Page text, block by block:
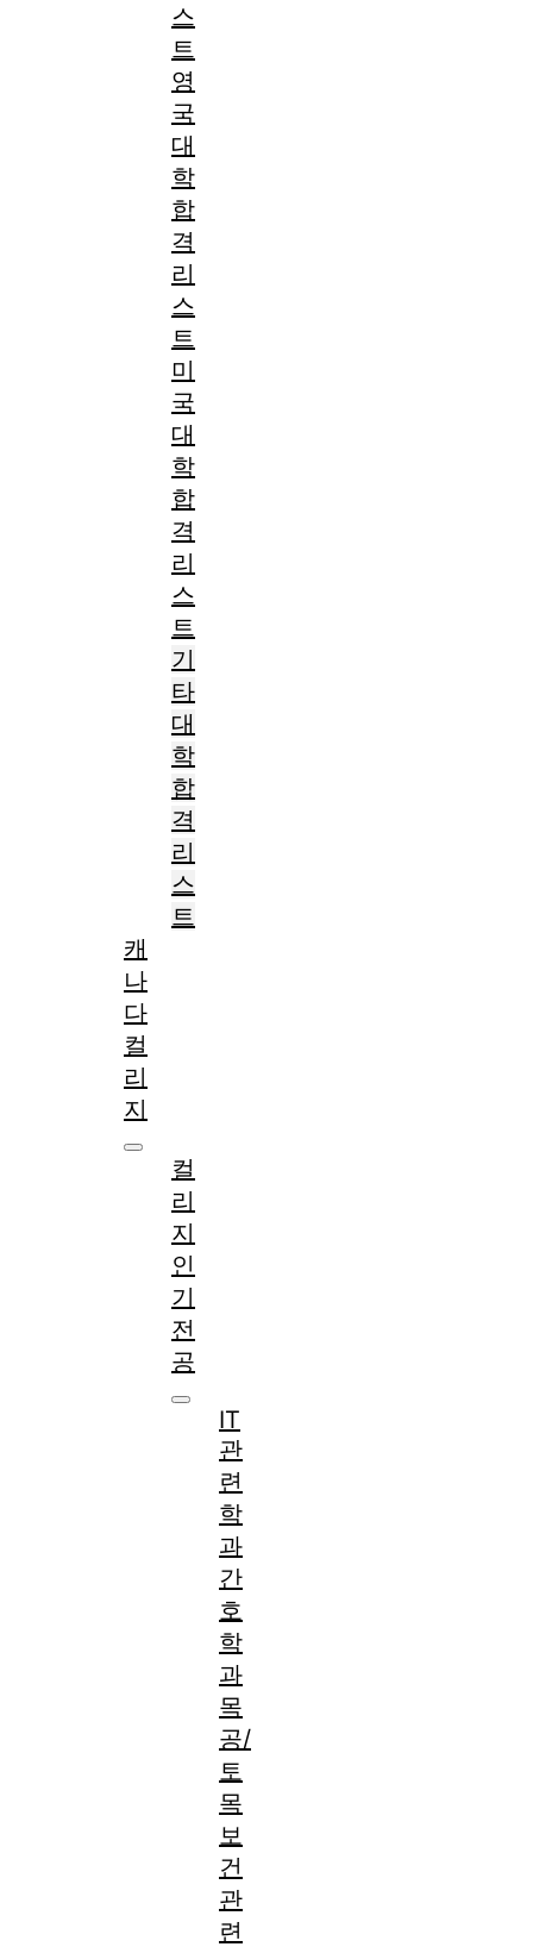
스
트
영
국
대
학
합
격
리
스
트
미
국
대
학
합
격
리
스
트
기
타
대
학
합
격
리
스
트
캐
나
다
컬
리
지
컬
리
지
인
기
전
공
IT
관
련
학
과
간
호
학
과
목
공/
토
목
보
건
관
련